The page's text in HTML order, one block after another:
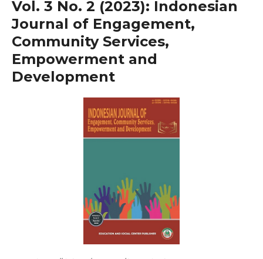
Vol. 3 No. 2 (2023): Indonesian
Journal of Engagement,
Community Services,
Empowerment and
Development